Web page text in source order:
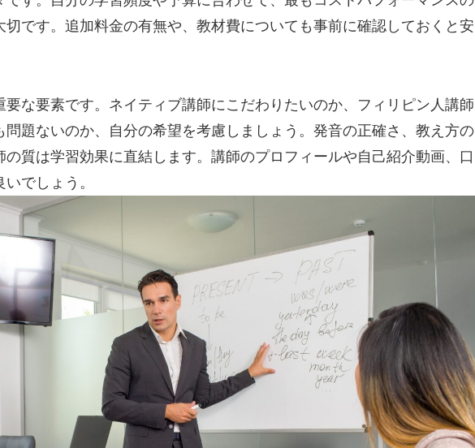
切です。追加料金の有無や、教材費についても事前に確認しておくと安
要な要素です。ネイティブ講師にこだわりたいのか、フィリピン人講師
問題ないのか、自分の希望を考慮しましょう。発音の正確さ、教え方の
の質は学習効果に直結します。講師のプロフィールや自己紹介動画、口
でしょう。